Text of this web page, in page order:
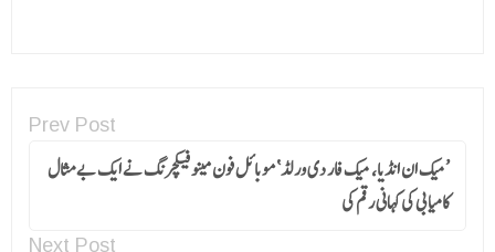
Prev Post
’میک ان انڈیا، میک فار دی ورلڈ‘موبائل فون مینوفیکچرنگ نے ایک بے مثال
کامیابی کی کہانی رقم کی
Next Post